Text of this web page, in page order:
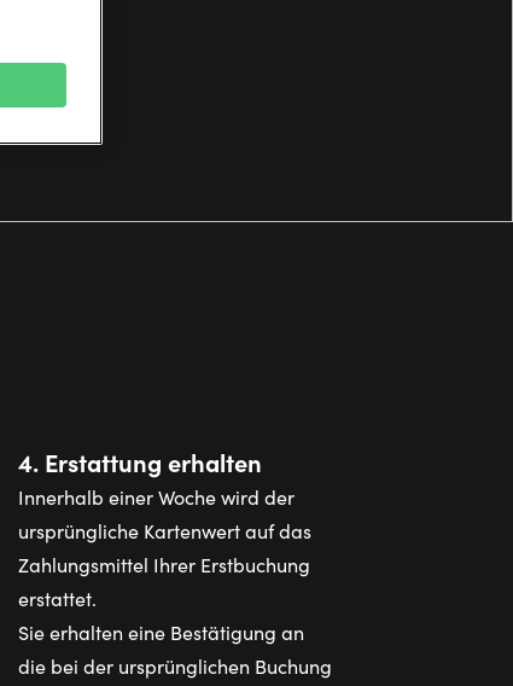
4. Erstattung erhalten
Innerhalb einer Woche wird der
ursprüngliche Kartenwert auf das
Zahlungsmittel Ihrer Erstbuchung
erstattet.
Sie erhalten eine Bestätigung an
die bei der ursprünglichen Buchung